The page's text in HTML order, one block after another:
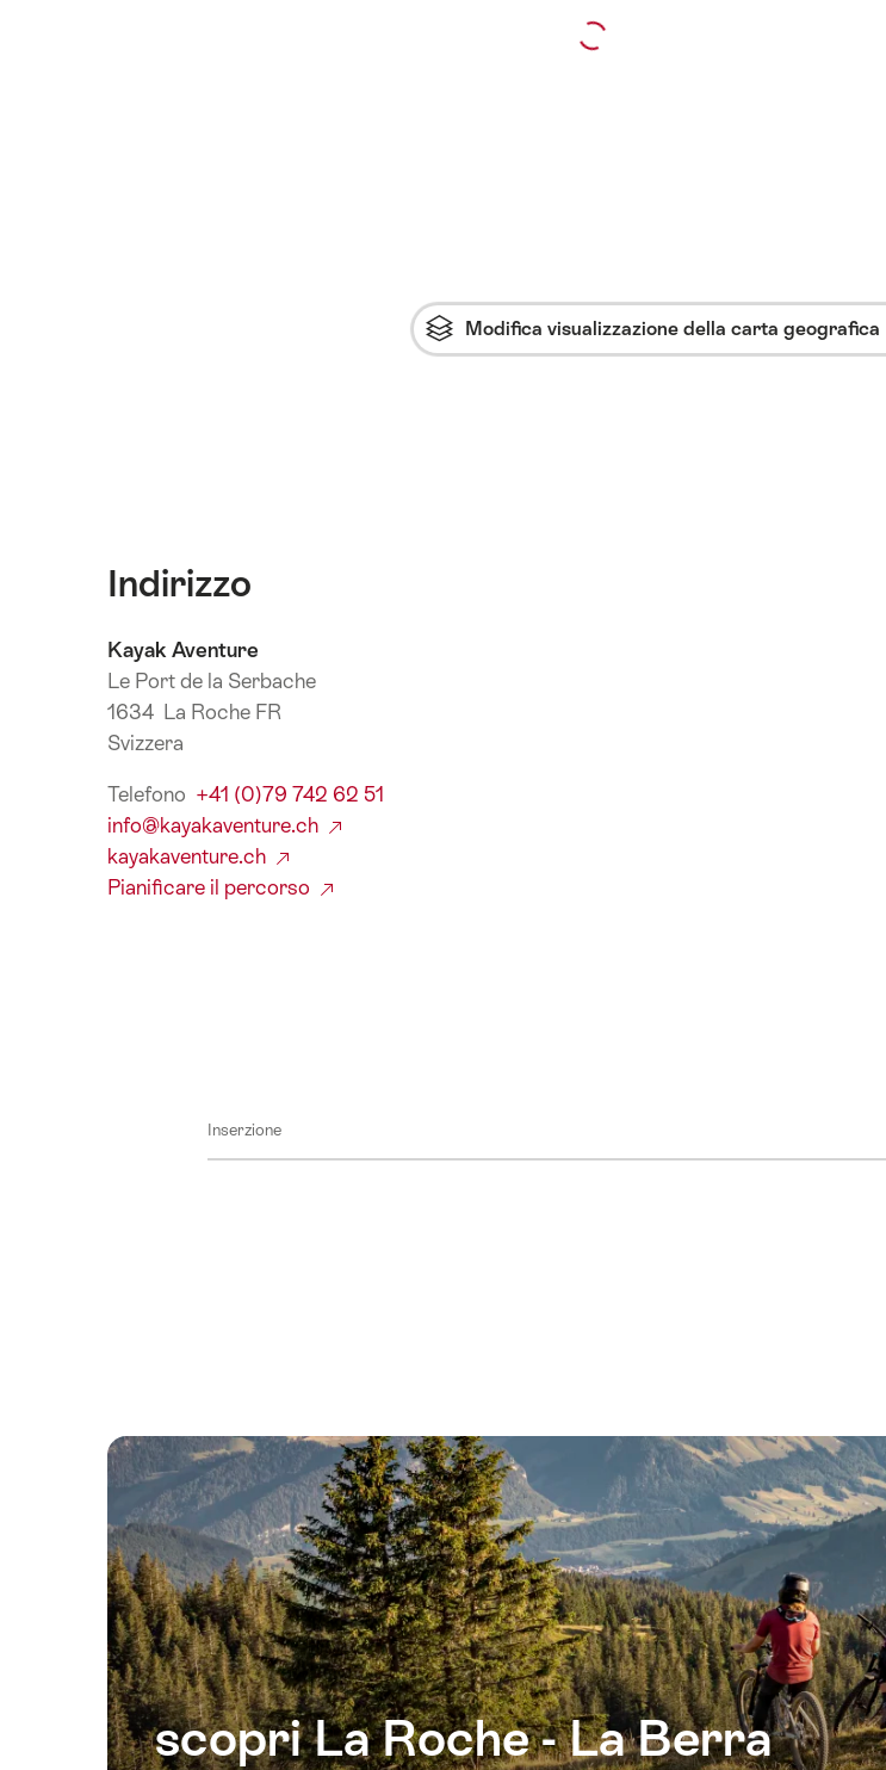
Modifica visualizzazione della carta geografica
Indirizzo
Kayak Aventure
Le Port de la Serbache
1634 La Roche FR
Svizzera
Telefono +41 (0)79 742 62 51
info@kayakaventure.ch
kayakaventure.ch
Pianificare il percorso
Inserzione
scopri La Roche - La Berra